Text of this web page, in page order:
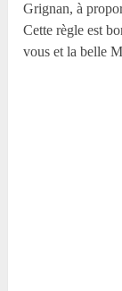
Grignan, à
Cette règle est
vous et la belle